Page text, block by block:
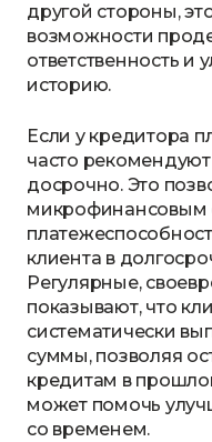
другой стороны,
возможности
ответственность и
историю.
Если у кредитора
часто
досрочно. Это
микрофинансовым
клиента в
Регулярные,
показывают, что
систематически
суммы, позволяя
кредитам в
может помочь
со временем.